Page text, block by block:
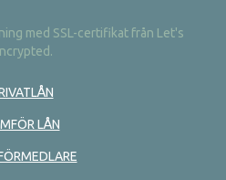
med SSL-certifikat från Let's
LÅN